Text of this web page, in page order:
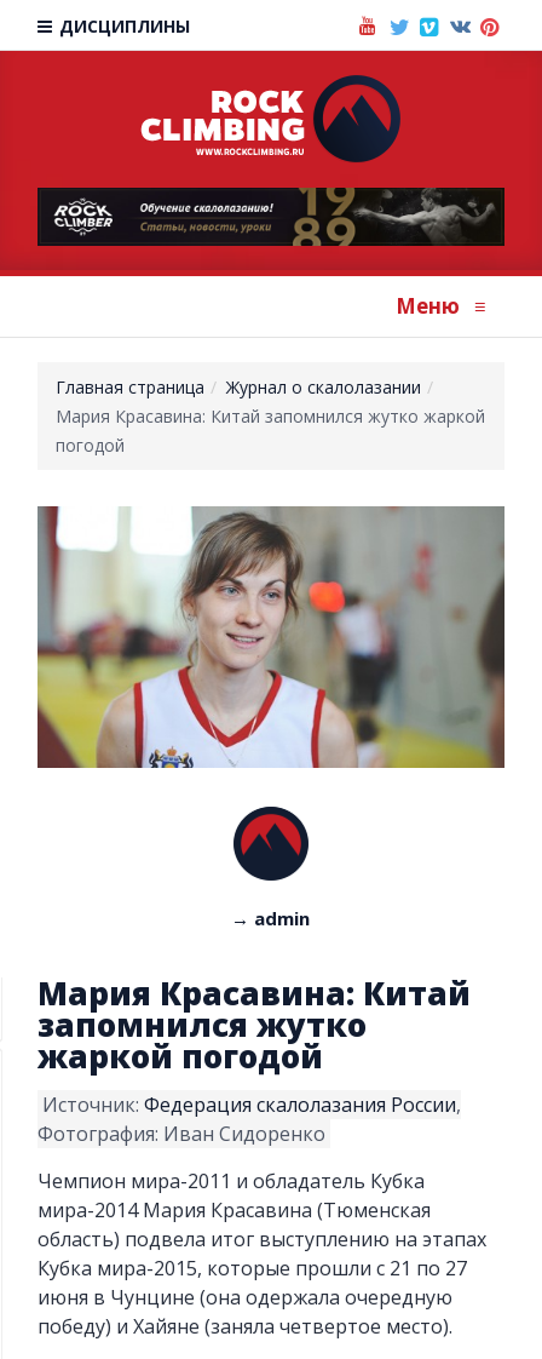
ДИСЦИПЛИНЫ
Меню ≡
Главная страница
Журнал о скалолазании
Мария Красавина: Китай запомнился жутко жаркой
погодой
→ admin
Мария Красавина: Китай
запомнился жутко
жаркой погодой
Источник:Федерация скалолазания России,
Фотография: Иван Сидоренко
Чемпион мира-2011 и обладатель Кубка
мира-2014 Мария Красавина (Тюменская
область) подвела итог выступлению на этапах
Кубка мира-2015, которые прошли с 21 по 27
июня в Чунцине (она одержала очередную
победу) и Хайяне (заняла четвертое место).